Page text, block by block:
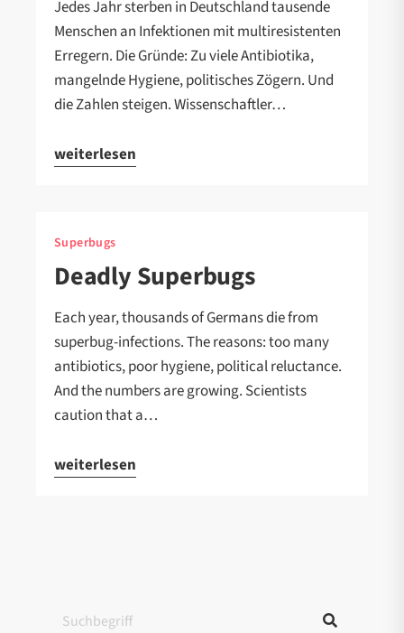
Jedes Jahr sterben in Deutschland tausende
Menschen an Infektionen mit multiresistenten
Erregern. Die Gründe: Zu viele Antibiotika,
mangelnde Hygiene, politisches Zögern. Und
die Zahlen steigen. Wissenschaftler…
weiterlesen
Superbugs
Deadly Superbugs
Each year, thousands of Germans die from
superbug-infections. The reasons: too many
antibiotics, poor hygiene, political reluctance.
And the numbers are growing. Scientists
caution that a…
weiterlesen